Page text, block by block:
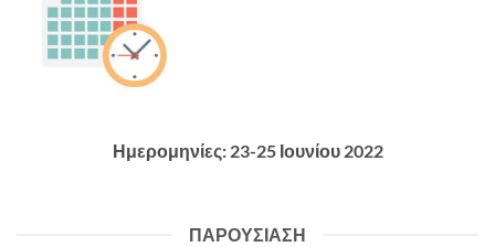
Ημερομηνίες: 23-25 Ιουνίου 2022
ΠΑΡΟΥΣΙΑΣΗ